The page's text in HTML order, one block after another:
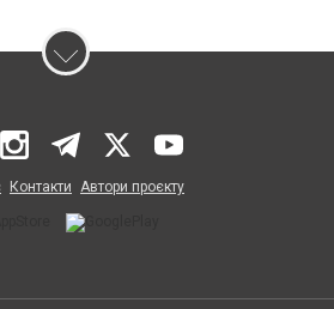
Контакти Автори проєкту